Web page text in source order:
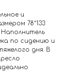
и
78*133
по сидению и
дня. В